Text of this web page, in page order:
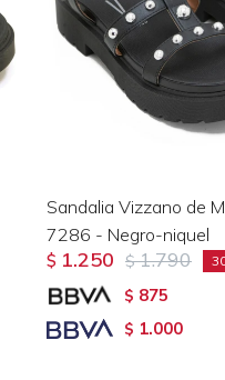
Sandalia Vizzano de
7286 - Negro-niquel
$ 1.250 $ 1.790
$ 875
$ 1.000